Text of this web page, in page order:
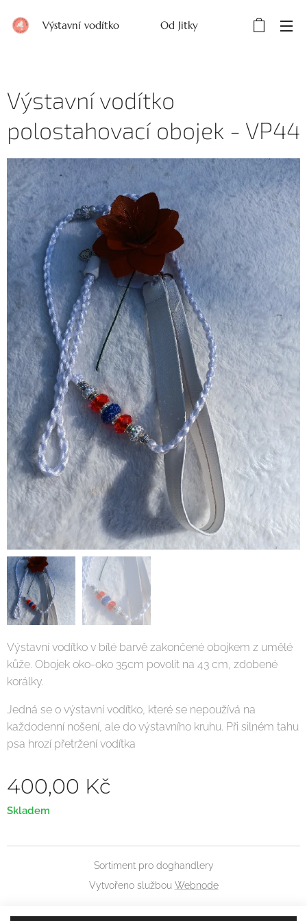
Výstavní vodítko Od Jitky
Výstavní vodítko
polostahovací obojek - VP44
Výstavní vodítko v bílé barvě zakončené obojkem z umělé
kůže. Obojek oko-oko 35cm povolit na 43 cm, zdobené
korálky.
Jedná se o výstavní vodítko, které se nepoužívá na
každodenní nošení, ale do výstavního kruhu. Při silném tahu
psa hrozí přetržení vodítka
400,00 Kč
Skladem
Sortiment pro doghandlery
Vytvořeno službou Webnode